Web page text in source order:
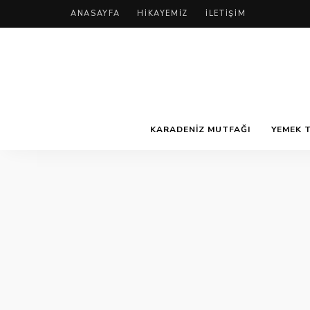
ANASAYFA HIKAYEMIZ İLETIŞIM
KARADENIZ MUTFAĞI YEMEK